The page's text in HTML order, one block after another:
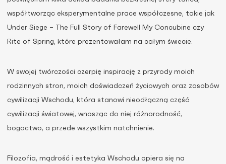
współtworząc eksperymentalne prace współczesne, takie jak
Under Siege – The Full Story of Farewell My Concubine czy
Rite of Spring, które prezentowałam na całym świecie.
W swojej twórczości czerpię inspirację z przyrody moich
rodzinnych stron, moich doświadczeń życiowych oraz zasobów
cywilizacji Wschodu, która stanowi nieodłączną część
cywilizacji światowej, wnosząc do niej różnorodność,
bogactwo, a przede wszystkim natchnienie.
Filozofia, mądrość i estetyka Wschodu opiera się na